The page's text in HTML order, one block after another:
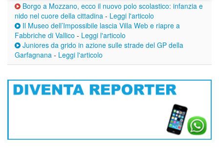
Borgo a Mozzano, ecco il nuovo polo scolastico: infanzia e
nido nel cuore della cittadina - Leggi l'articolo
Il Museo dell’Impossibile lascia Villa Web e riapre a
Fabbriche di Vallico - Leggi l'articolo
Juniores da grido in azione sulle strade del GP della
Garfagnana - Leggi l'articolo